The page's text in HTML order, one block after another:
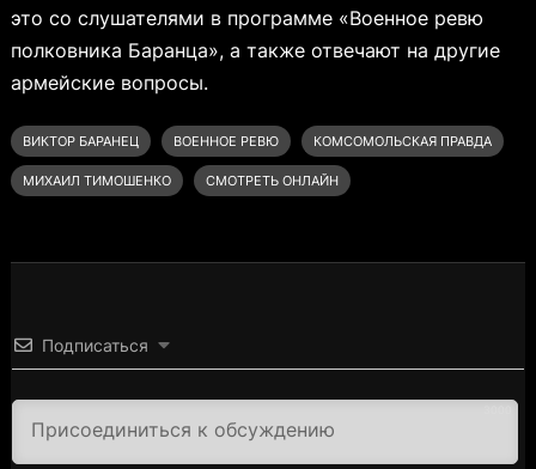
это со слушателями в программе «Военное ревю
полковника Баранца», а также отвечают на другие
армейские вопросы.
ВИКТОР БАРАНЕЦ ВОЕННОЕ РЕВЮ КОМСОМОЛЬСКАЯ ПРАВДА
МИХАИЛ ТИМОШЕНКО СМОТРЕТЬ ОНЛАЙН
Подписаться